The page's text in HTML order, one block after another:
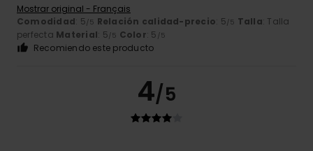
Mostrar original - Français
Comodidad: 5/5 Relación calidad-precio: 5/5 Talla: Talla
perfecta Material: 5/5 Color: 5 /5
Recomiendo este producto
4/5